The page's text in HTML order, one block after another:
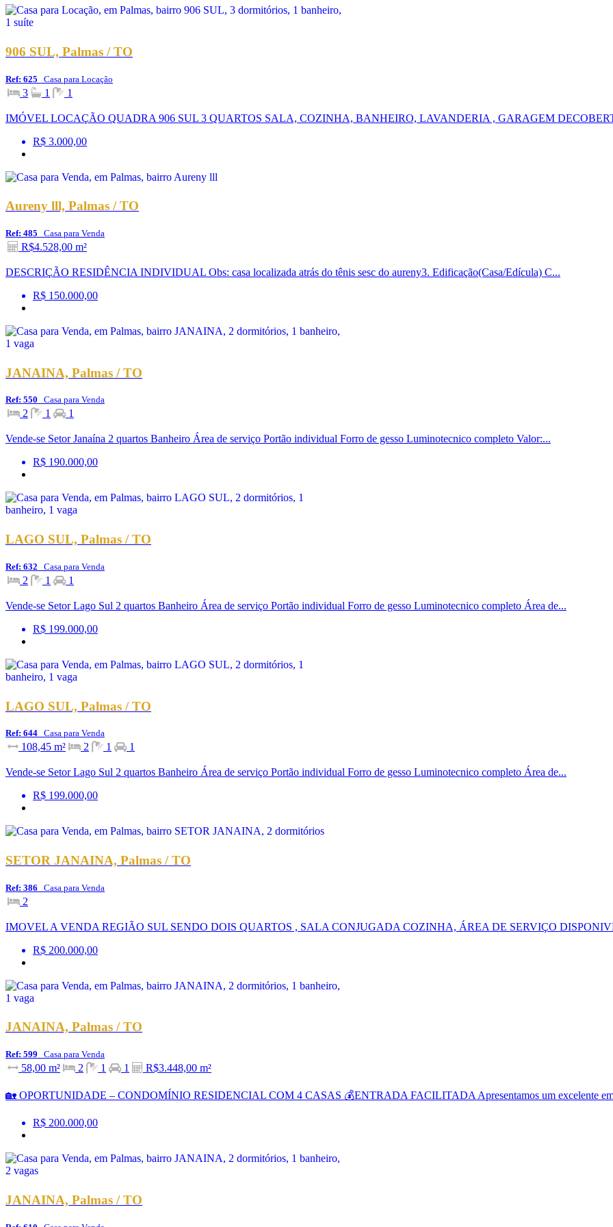
906 SUL, Palmas / TO
Ref: 625 Casa para Locação
3 1 1
IMÓVEL LOCAÇÃO QUADRA 906 SUL 3 QUARTOS SALA, COZINHA, BANHEIRO, LAVANDERIA , GARAGEM
R$ 3.000,00
Aureny lll, Palmas / TO
Ref: 485 Casa para Venda
R$4.528,00 m²
DESCRIÇÃO RESIDÊNCIA INDIVIDUAL Obs: casa localizada atrás do tênis sesc do aureny3. Edificação(Casa/Edícula) C...
R$ 150.000,00
JANAINA, Palmas / TO
Ref: 550 Casa para Venda
2 1 1
Vende-se Setor Janaína 2 quartos Banheiro Área de serviço Portão individual Forro de gesso Luminotecnico completo Valor:...
R$ 190.000,00
LAGO SUL, Palmas / TO
Ref: 632 Casa para Venda
2 1 1
Vende-se Setor Lago Sul 2 quartos Banheiro Área de serviço Portão individual Forro de gesso Luminotecnico completo Área de...
R$ 199.000,00
LAGO SUL, Palmas / TO
Ref: 644 Casa para Venda
108,45 m² 2 1 1
Vende-se Setor Lago Sul 2 quartos Banheiro Área de serviço Portão individual Forro de gesso Luminotecnico completo Área de...
R$ 199.000,00
SETOR JANAINA, Palmas / TO
Ref: 386 Casa para Venda
2
IMOVEL A VENDA REGIÃO SUL SENDO DOIS QUARTOS , SALA CONJUGADA COZINHA, ÁREA DE SERVIÇO
R$ 200.000,00
JANAINA, Palmas / TO
Ref: 599 Casa para Venda
58,00 m² 2 1 1 R$3.448,00 m²
🏡 OPORTUNIDADE – CONDOMÍNIO RESIDENCIAL COM 4 CASAS 💰ENTRADA FACILITADA Apresentamos um excelente
R$ 200.000,00
JANAINA, Palmas / TO